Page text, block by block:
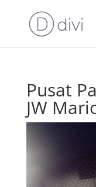
Pusat
JW